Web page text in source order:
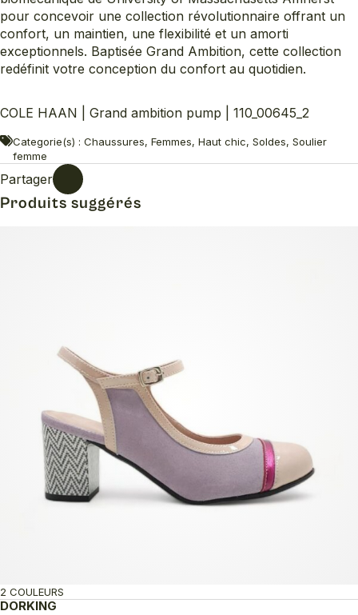
pour concevoir une collection révolutionnaire offrant un
confort, un maintien, une flexibilité et un amorti
exceptionnels. Baptisée Grand Ambition, cette collection
redéfinit votre conception du confort au quotidien.
COLE HAAN | Grand ambition pump | 110_00645_2
Categorie(s) : Chaussures, Femmes, Haut chic, Soldes, Soulier
femme
Partager
Produits suggérés
DORKING
2 COULEURS